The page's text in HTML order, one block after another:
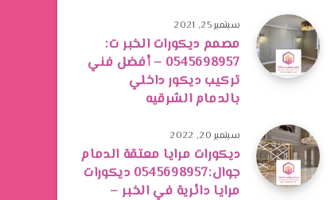
سبتمبر 25, 2021
مصمم ديكورات الخبر ت:
0545698957 – أفضل فني
تركيب ديكور داخلي
بالدمام الشرقيه
سبتمبر 20, 2022
ديكورات مرايا معتقة الدمام
جوال:0545698957 ديكورات
مرايا دائرية في الخبر –